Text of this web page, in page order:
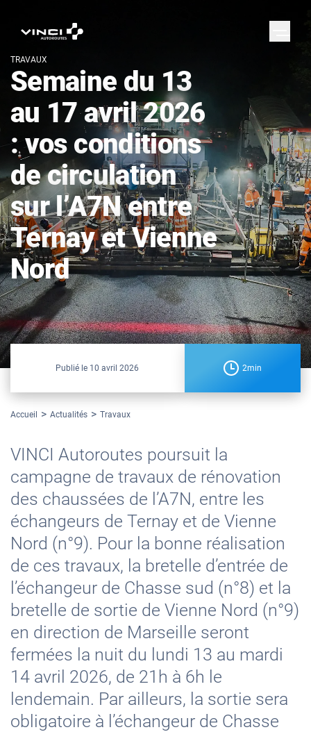
TRAVAUX
Semaine du 13
au 17 avril 2026
: vos conditions
de circulation
sur l’A7N entre
Ternay et Vienne
Nord
Publié le 10 avril 2026 2min
Accueil Actualités Travaux
VINCI Autoroutes poursuit la
campagne de travaux de rénovation
des chaussées de l’A7N, entre les
échangeurs de Ternay et de Vienne
Nord (n°9). Pour la bonne réalisation
de ces travaux, la bretelle d’entrée de
l’échangeur de Chasse sud (n°8) et la
bretelle de sortie de Vienne Nord (n°9)
en direction de Marseille seront
fermées la nuit du lundi 13 au mardi
14 avril 2026, de 21h à 6h le
lendemain. Par ailleurs, la sortie sera
obligatoire à l’échangeur de Chasse